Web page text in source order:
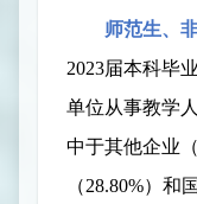
师范生、
2023届本科毕
单位从事教学
中于其他企业（
（28.80%）和